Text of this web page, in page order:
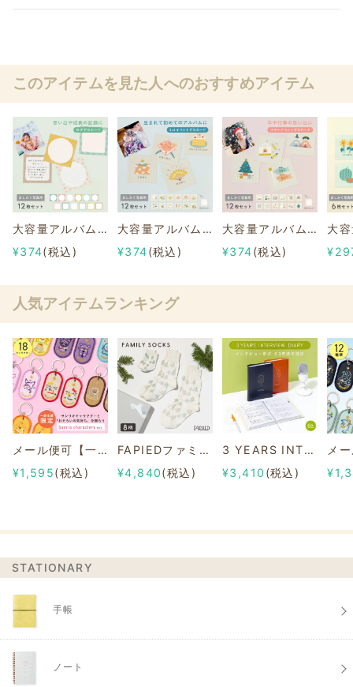
このアイテムを見た人へのおすすめアイテム
大容量アルバムシリーズ 【ログデコカード】ましかく写真用
¥374(税込)
大容量アルバムシリーズ 【1stイベントデコカード】ましかく写真用
¥374(税込)
大容量アルバムシリーズ 【イヤーイベントデコカード】ましかく写真用
¥374(税込)
人気アイテムランキング
メール便可【一部店舗限定】2/8b PAIR KEY RING Sanrio characters ver.
¥1,595(税込)
FAPIEDファミリーソックスセット 総柄
¥4,840(税込)
3 YEARS INTERVIEW DIARY
¥3,410 (税込)
STATIONARY
手帳
ノート